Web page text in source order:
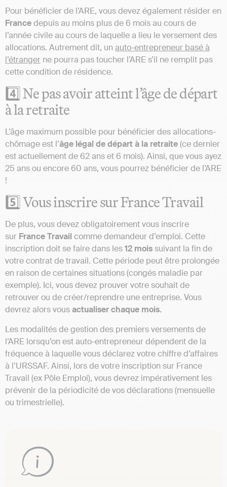
Pour bénéficier de l’ARE, vous devez également résider en
Francedepuis au moins plus de 6 mois au cours de
l’année civile au cours de laquelle a lieu le versement des
allocations. Autrement dit, un auto-entrepreneur basé à
l’étranger ne pourra pas toucher l’ARE s’il ne remplit pas
cette condition de résidence.
4️⃣ Ne pas avoir atteint l’âge de départ
à la retraite
L’âge maximum possible pour bénéficier des allocations-
chômage est l’âge légal de départ à la retraite(ce dernier
est actuellement de 62 ans et 6 mois). Ainsi, que vous ayez
25 ans ou encore 60 ans, vous pourrez bénéficier de l’ARE
!
5️⃣ Vous inscrire sur France Travail
De plus, vous devez obligatoirement vous inscrire
sur France Travail comme demandeur d’emploi. Cette
inscription doit se faire dans les12 moissuivant la fin de
votre contrat de travail. Cette période peut être prolongée
en raison de certaines situations (congés maladie par
exemple). Ici, vous devez prouver votre souhait de
retrouver ou de créer/reprendre une entreprise. Vous
devrez alors vousactualiser chaque mois.
Les modalités de gestion des premiers versements de
l’ARE lorsqu’on est auto-entrepreneur dépendent de la
fréquence à laquelle vous déclarez votre chiffre d’affaires
à l’URSSAF. Ainsi, lors de votre inscription sur France
Travail (ex Pôle Emploi), vous devrez impérativement les
prévenir de la périodicité de vos déclarations (mensuelle
ou trimestrielle).